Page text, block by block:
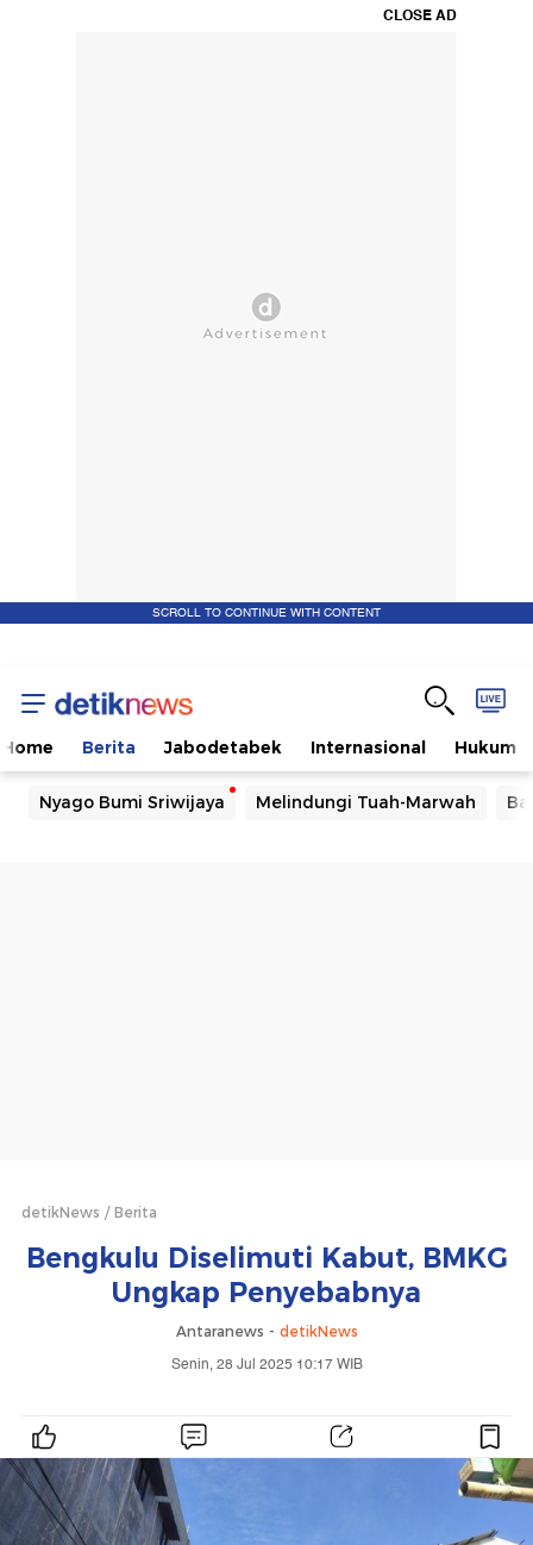
CLOSE AD
SCROLL TO CONTINUE WITH CONTENT
Home Berita Jabodetabek Internasional Hukum
Nyago Bumi Sriwijaya Melindungi Tuah-Marwah
detikNews Berita
Bengkulu Diselimuti Kabut, BMKG
Ungkap Penyebabnya
Antaranews - detikNews
Senin, 28 Jul 2025 10:17 WIB